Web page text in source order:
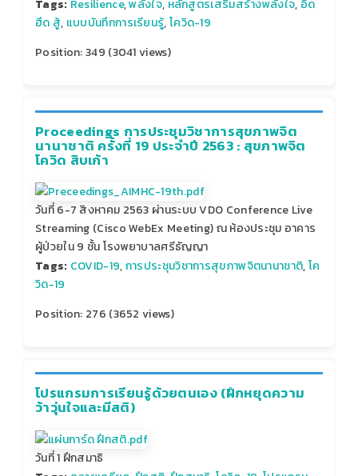
Tags: Resilience,พลังใจ, หลักสูตรเสริมสร้างพลังใจ, อึด
ฮึด สู้, แบบบันทึกการเรียนรู้,โควิด-19
Position:349 (3041views)
Proceedings การประชุมวิชาการสุขภาพจิต
นานาชาติ ครั้งที่ 19 ประจำปี 2563 : สุขภาพจิต
โควิด สิบเก้า
วันที่ 6-7 สิงหาคม 2563 ผ่านระบบ VDO Conference Live
Streaming (Cisco WebEx Meeting) ณ ห้องประชุม อาคาร
ผู้ป่วยใน 9 ชั้น โรงพยาบาลศรีธัญญา
Tags: COVID-19,การประชุมวิชาการสุขภาพจิตนานาชาติ,โค
วิด-19
Position: 276 (3652 views)
โปรแกรมการเรียนรู้ด้วยตนเอง (ฝึกหยุดความ
ว้าวุ่นใจและมีสติ)
วันที่ 1 ฝึกสมาธิ